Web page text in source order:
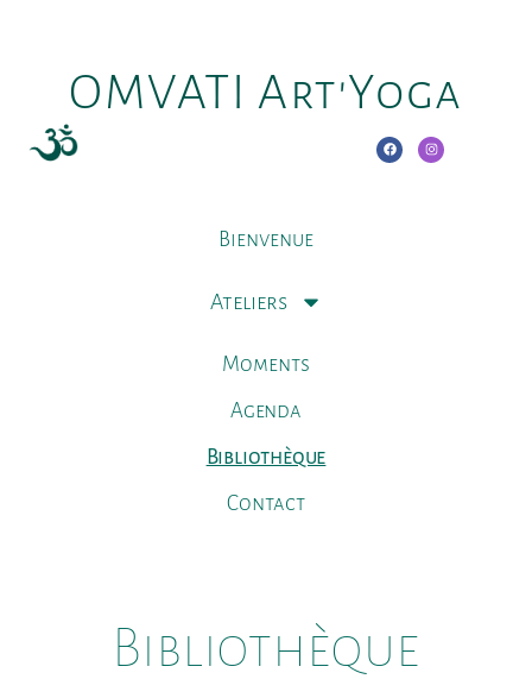
OMVATI Art'Yoga
Bienvenue
Ateliers
Moments
Agenda
Bibliothèque
Contact
Bibliothèque